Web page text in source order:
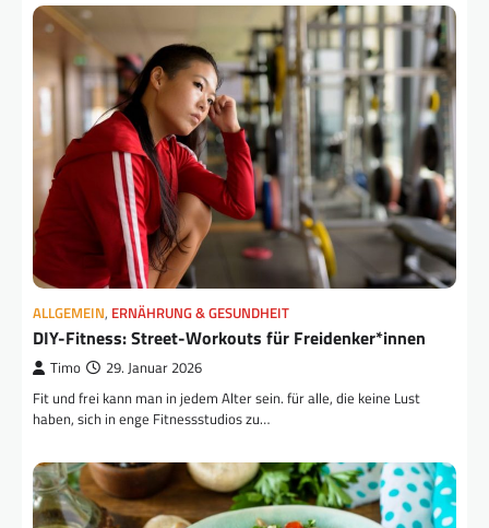
ALLGEMEIN, ERNÄHRUNG & GESUNDHEIT
DIY-Fitness: Street-Workouts für Freidenker*innen
Timo 29. Januar 2026
Fit und frei kann man in jedem Alter sein. für alle, die keine Lust
haben, sich in enge Fitnessstudios zu…